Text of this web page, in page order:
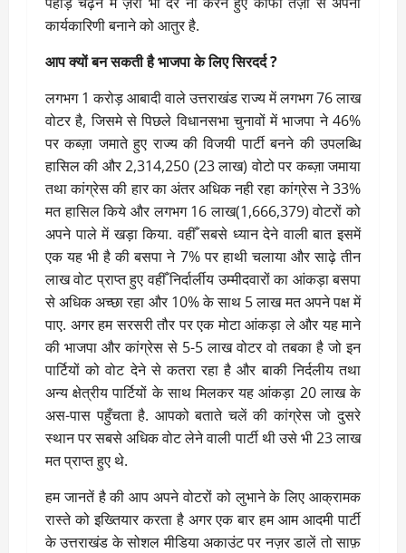
कार्यकारिणी बनाने को आतुर है.
आप क्यों बन सकती है भाजपा के लिए सिरदर्द ?
लगभग 1 करोड़ आबादी वाले उत्तराखंड राज्य में लगभग 76 लाख
वोटर है, जिसमे से पिछले विधानसभा चुनावों में भाजपा ने 46%
पर कब्ज़ा जमाते हुए राज्य की विजयी पार्टी बनने की उपलब्धि
हासिल की और 2,314,250 (23 लाख) वोटो पर कब्ज़ा जमाया
तथा कांग्रेस की हार का अंतर अधिक नही रहा कांग्रेस ने 33%
मत हासिल किये और लगभग 16 लाख(1,666,379) वोटरों को
अपने पाले में खड़ा किया. वहीँ सबसे ध्यान देने वाली बात इसमें
एक यह भी है की बसपा ने 7% पर हाथी चलाया और साढ़े तीन
लाख वोट प्राप्त हुए वहीँ निर्दार्लीय उम्मीदवारों का आंकड़ा बसपा
से अधिक अच्छा रहा और 10% के साथ 5 लाख मत अपने पक्ष में
पाए. अगर हम सरसरी तौर पर एक मोटा आंकड़ा ले और यह माने
की भाजपा और कांग्रेस से 5-5 लाख वोटर वो तबका है जो इन
पार्टियों को वोट देने से कतरा रहा है और बाकी निर्दलीय तथा
अन्य क्षेत्रीय पार्टियों के साथ मिलकर यह आंकड़ा 20 लाख के
अस-पास पहुँचता है. आपको बताते चलें की कांग्रेस जो दुसरे
स्थान पर सबसे अधिक वोट लेने वाली पार्टी थी उसे भी 23 लाख
मत प्राप्त हुए थे.
हम जानतें है की आप अपने वोटरों को लुभाने के लिए आक्रामक
रास्ते को इख्तियार करता है अगर एक बार हम आम आदमी पार्टी
के उत्तराखंड के सोशल मीडिया अकाउंट पर नज़र डालें तो साफ़